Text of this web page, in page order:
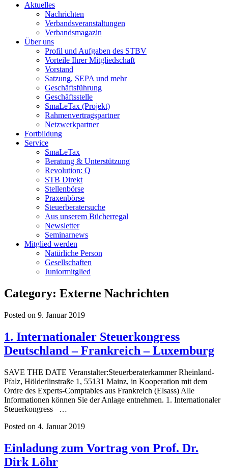
Aktuelles
Nachrichten
Verbandsveranstaltungen
Verbandsmagazin
Über uns
Profil und Aufgaben des STBV
Vorteile Ihrer Mitgliedschaft
Vorstand
Satzung, SEPA und mehr
Geschäftsführung
Geschäftsstelle
SmaLeTax (Projekt)
Rahmenvertragspartner
Netzwerkpartner
Fortbildung
Service
SmaLeTax
Beratung & Unterstützung
Revolution: Q
STB Direkt
Stellenbörse
Praxenbörse
Steuerberatersuche
Aus unserem Bücherregal
Newsletter
Seminarnews
Mitglied werden
Natürliche Person
Gesellschaften
Juniormitglied
Category: Externe Nachrichten
Posted on 9. Januar 2019
1. Internationaler Steuerkongress
Deutschland – Frankreich – Luxemburg
SAVE THE DATE Veranstalter:Steuerberaterkammer Rheinland-
Pfalz, Hölderlinstraße 1, 55131 Mainz, in Kooperation mit dem
Ordre des Experts-Comptables aus Frankreich (Elsass) Alle
Informationen können Sie der Anlage entnehmen. 1. Internationaler
Steuerkongress –…
Posted on 4. Januar 2019
Einladung zum Vortrag von Prof. Dr.
Dirk Löhr